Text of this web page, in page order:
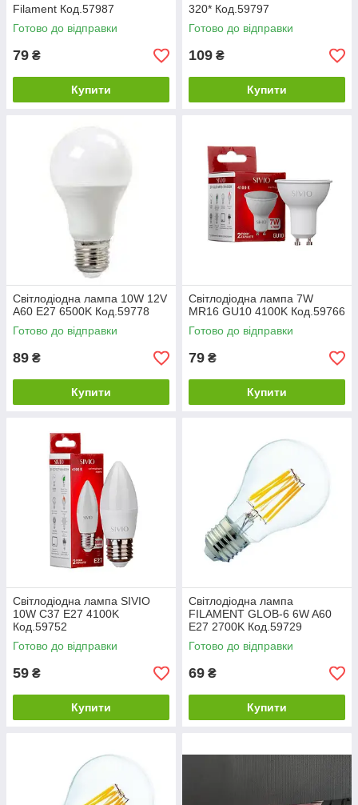
Filament Код.57987
Готово до відправки
79 ₴
Купити
320* Код.59797
Готово до відправки
109 ₴
Купити
Світлодіодна лампа 10W 12V
А60 Е27 6500K Код.59778
Готово до відправки
89 ₴
Купити
Світлодіодна лампа 7W
MR16 GU10 4100K Код.59766
Готово до відправки
79 ₴
Купити
Світлодіодна лампа SIVIO
10W C37 E27 4100K
Код.59752
Готово до відправки
59 ₴
Купити
Світлодіодна лампа
FILAMENT GLOB-6 6W A60
Е27 2700K Код.59729
Готово до відправки
69 ₴
Купити